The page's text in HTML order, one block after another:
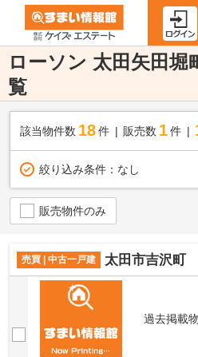
ローソン 太田矢田堀
覧
該当物件数 18件 販売数 1 件
絞り込み条件： なし
販売物件のみ
売買 | 中古一戸建 太田市吉沢町
過去掲載